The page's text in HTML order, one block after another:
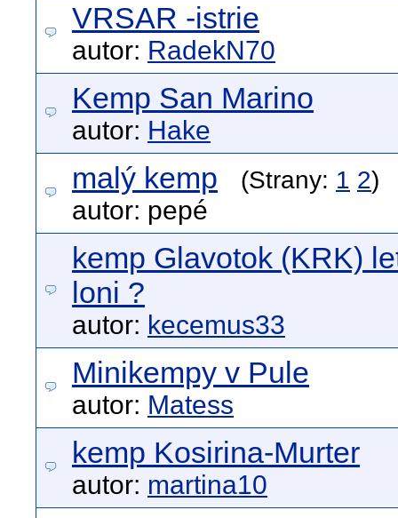
VRSAR -istrie
autor: RadekN70
Kemp San Marino
autor: Hake
malý kemp (Strany: 1 2)
autor: pepé
kemp Glavotok (KRK)
loni ?
autor: kecemus33
Minikempy v Pule
autor: Matess
kemp Kosirina-Murter
autor: martina10